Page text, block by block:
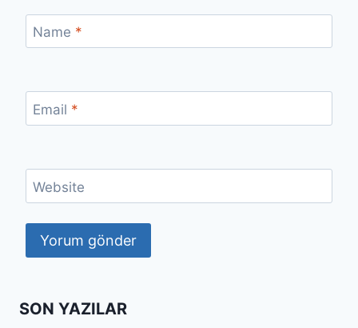
Name *
Email *
Website
SON YAZILAR